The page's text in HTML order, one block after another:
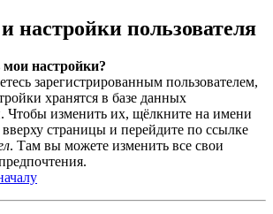
настройки пользователя
настройки?
зарегистрированным пользователем,
хранятся в базе данных
Чтобы изменить их, щёлкните на имени
вверху страницы и перейдите по ссылке
. Там вы можете изменить все свои